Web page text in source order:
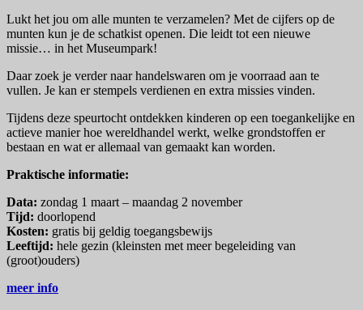
Lukt het jou om alle munten te verzamelen? Met de cijfers op de
munten kun je de schatkist openen. Die leidt tot een nieuwe
missie… in het Museumpark!
Daar zoek je verder naar handelswaren om je voorraad aan te
vullen. Je kan er stempels verdienen en extra missies vinden.
Tijdens deze speurtocht ontdekken kinderen op een toegankelijke en
actieve manier hoe wereldhandel werkt, welke grondstoffen er
bestaan en wat er allemaal van gemaakt kan worden.
Praktische informatie:
Data: zondag 1 maart – maandag 2 november
Tijd: doorlopend
Kosten: gratis bij geldig toegangsbewijs
Leeftijd: hele gezin (kleinsten met meer begeleiding van
(groot)ouders)
meer info